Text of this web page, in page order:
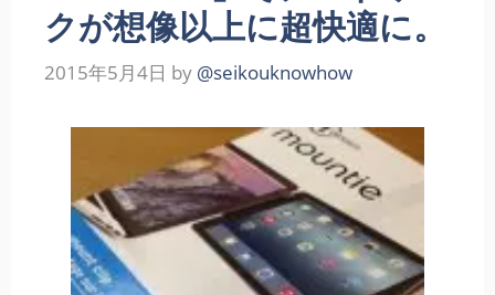
クが想像以上に超快適に。
2015年5月4日 by @seikouknowhow